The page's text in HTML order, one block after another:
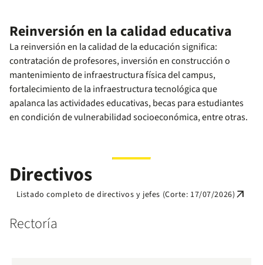
Reinversión en la calidad educativa
La reinversión en la calidad de la educación significa:
contratación de profesores, inversión en construcción o
mantenimiento de infraestructura física del campus,
fortalecimiento de la infraestructura tecnológica que
apalanca las actividades educativas, becas para estudiantes
en condición de vulnerabilidad socioeconómica, entre otras.
Directivos
Listado completo de directivos y jefes (Corte: 17/07/2026) arrow_outward
Rectoría